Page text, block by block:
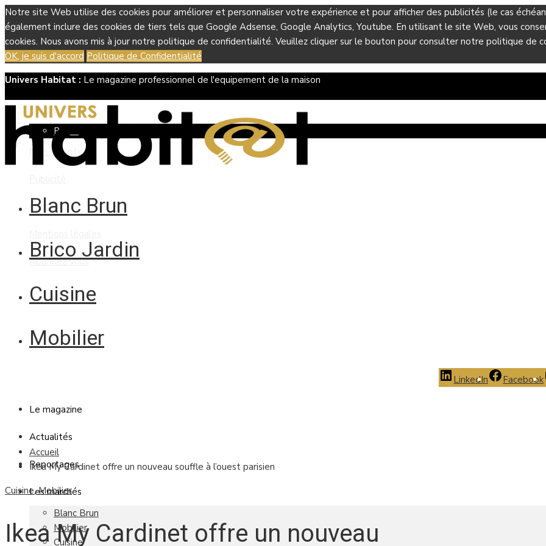
Notre site Web utilise des cookies pour améliorer et personnaliser votre expérience et pour afficher des publicités (le cas
également inclure des cookies de tiers tels que Google Adsense, Google Analytics, Youtube. En utilisant le site Web, vous
cookies. Nous avons mis à jour notre politique de confidentialité. Veuillez cliquer sur le bouton pour consulter notre politique de
OK, je suis d'accord Politique de Confidentialité
Univers Habitat : Le magazine professionnel de l'equipement de la maison
Boutique
Panier
Mon compte
Contact
Abonnez-vous
Blanc Brun
Brico Jardin
Cuisine
Mobilier
LinkedIn Facebook
Le magazine
Actualités
Reportages
Les marchés
Blanc Brun
Mobilier
Cuisine
Accueil
Ikea My Cardinet offre un nouveau souffle à l’ouest parisien
Cuisine,Mobilier
Ikea My Cardinet offre un nouveau